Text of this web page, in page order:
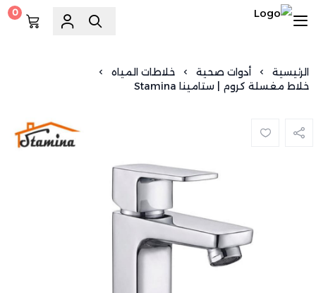
0
الرئيسية أدوات صحية
خلاطات المياه
خلاط مغسلة كروم | ستامينا Stamina